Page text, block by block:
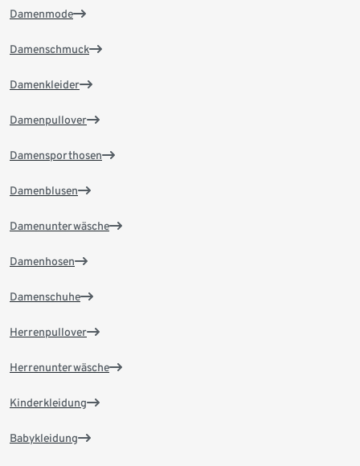
Damenmode
Damenschmuck
Damenkleider
Damenpullover
Damensporthosen
Damenblusen
Damenunterwäsche
Damenhosen
Damenschuhe
Herrenpullover
Herrenunterwäsche
Kinderkleidung
Babykleidung